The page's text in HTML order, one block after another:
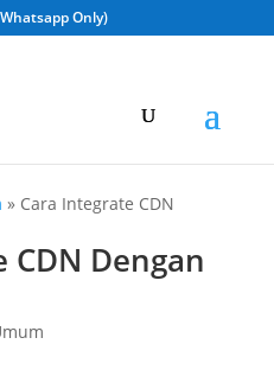
Only)
» Cara Integrate CDN
Dengan